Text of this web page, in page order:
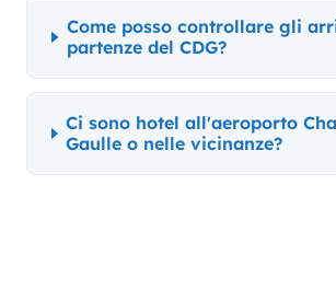
Come posso controllare gli
partenze del CDG?
Ci sono hotel all'aeroporto
Gaulle o nelle vicinanze?